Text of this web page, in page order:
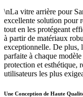
\nLa vitre arrière pour
excellente solution pour
tout en les protégeant
à partir de matériaux
exceptionnelle. De plus,
parfaite à chaque
protection et esthétique,
utilisateurs les plus
Une Conception de Haute